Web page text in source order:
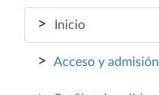
> Inicio
> Acceso y admisión